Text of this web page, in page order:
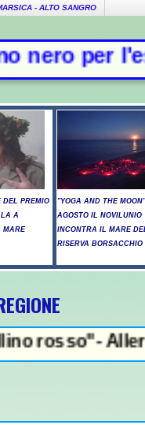
- ALTO SANGRO
DEL PREMIO
A
MARE
"YOGA AND THE
AGOSTO IL NOVILUNIO
INCONTRA IL MARE
RISERVA BORSACCHIO
Allerta
IN